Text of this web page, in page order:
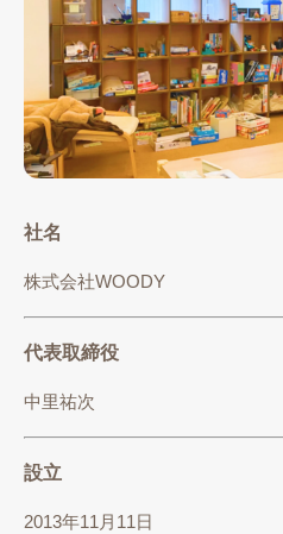
社名
株式会社WOODY
代表取締役
中里祐次
設立
2013年11月11日